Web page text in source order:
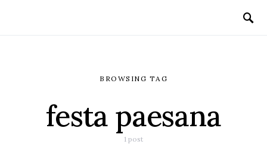
BROWSING TAG
festa paesana
1 post